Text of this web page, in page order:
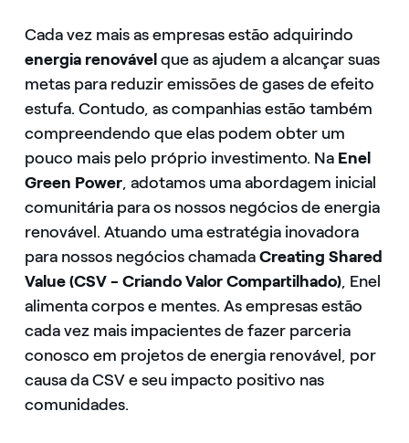
Cada vez mais as empresas estão adquirindo
energia renovávelque as ajudem a alcançar suas
metas para reduzir emissões de gases de efeito
estufa. Contudo, as companhias estão também
compreendendo que elas podem obter um
pouco mais pelo próprio investimento. Na Enel
Green Power, adotamos uma abordagem inicial
comunitária para os nossos negócios de energia
renovável. Atuando uma estratégia inovadora
para nossos negócios chamadaCreating Shared
Value (CSV - Criando Valor Compartilhado), Enel
alimenta corpos e mentes. As empresas estão
cada vez mais impacientes de fazer parceria
conosco em projetos de energia renovável, por
causa da CSV e seu impacto positivo nas
comunidades.